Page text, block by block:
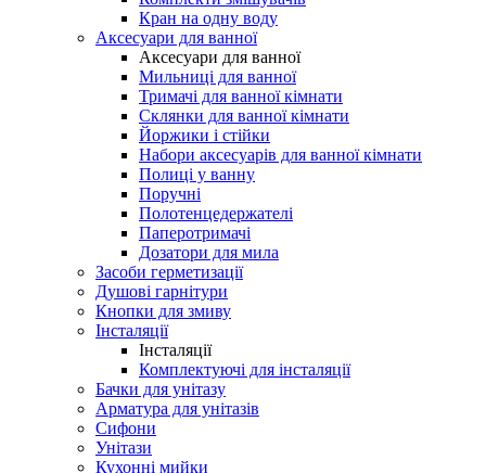
Кран на одну воду
Аксесуари для ванної
Аксесуари для ванної
Мильниці для ванної
Тримачі для ванної кімнати
Склянки для ванної кімнати
Йоржики і стійки
Набори аксесуарів для ванної кімнати
Полиці у ванну
Поручні
Полотенцедержателі
Паперотримачі
Дозатори для мила
Засоби герметизації
Душові гарнітури
Кнопки для змиву
Інсталяції
Інсталяції
Комплектуючі для інсталяції
Бачки для унітазу
Арматура для унітазів
Сифони
Унітази
Кухонні мийки